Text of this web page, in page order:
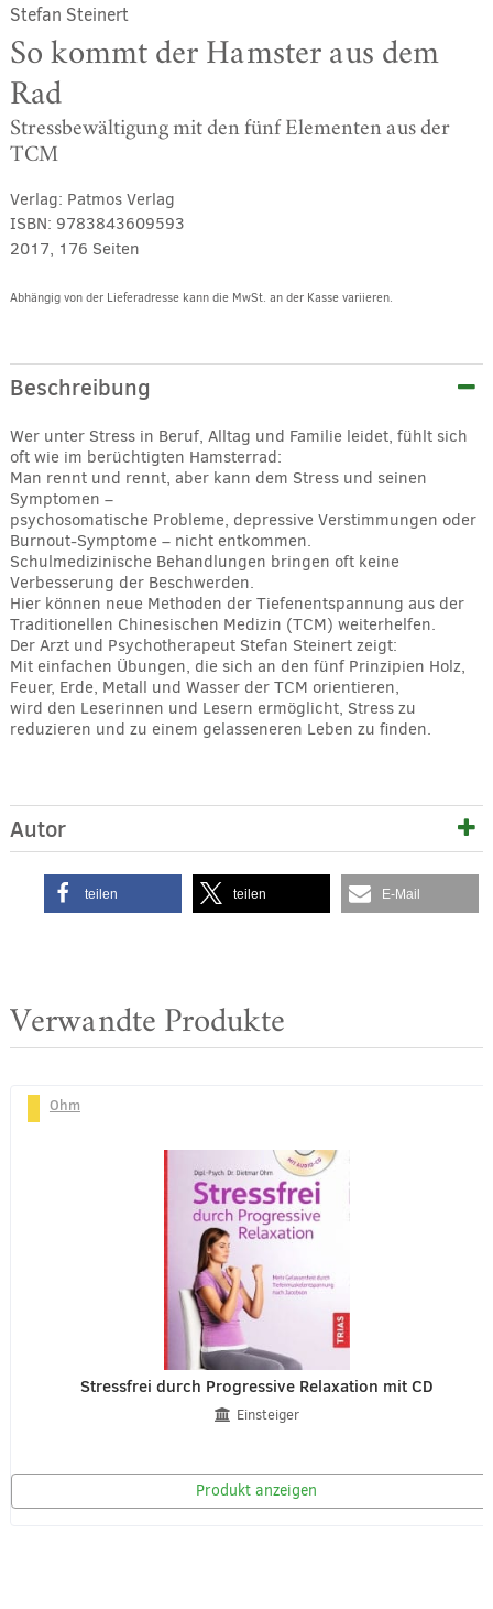
Stefan Steinert
So kommt der Hamster aus dem
Rad
Stressbewältigung mit den fünf Elementen aus der
TCM
Verlag: Patmos Verlag
ISBN: 9783843609593
2017, 176 Seiten
Abhängig von der Lieferadresse kann die MwSt. an der Kasse variieren.
Beschreibung
Wer unter Stress in Beruf, Alltag und Familie leidet, fühlt sich
oft wie im berüchtigten Hamsterrad:
Man rennt und rennt, aber kann dem Stress und seinen
Symptomen –
psychosomatische Probleme, depressive Verstimmungen oder
Burnout-Symptome – nicht entkommen.
Schulmedizinische Behandlungen bringen oft keine
Verbesserung der Beschwerden.
Hier können neue Methoden der Tiefenentspannung aus der
Traditionellen Chinesischen Medizin (TCM) weiterhelfen.
Der Arzt und Psychotherapeut Stefan Steinert zeigt:
Mit einfachen Übungen, die sich an den fünf Prinzipien Holz,
Feuer, Erde, Metall und Wasser der TCM orientieren,
wird den Leserinnen und Lesern ermöglicht, Stress zu
reduzieren und zu einem gelasseneren Leben zu finden.
Autor
teilen teilen E-Mail
Verwandte Produkte
Ohm
Stressfrei durch Progressive Relaxation mit CD
Einsteiger
Produkt anzeigen